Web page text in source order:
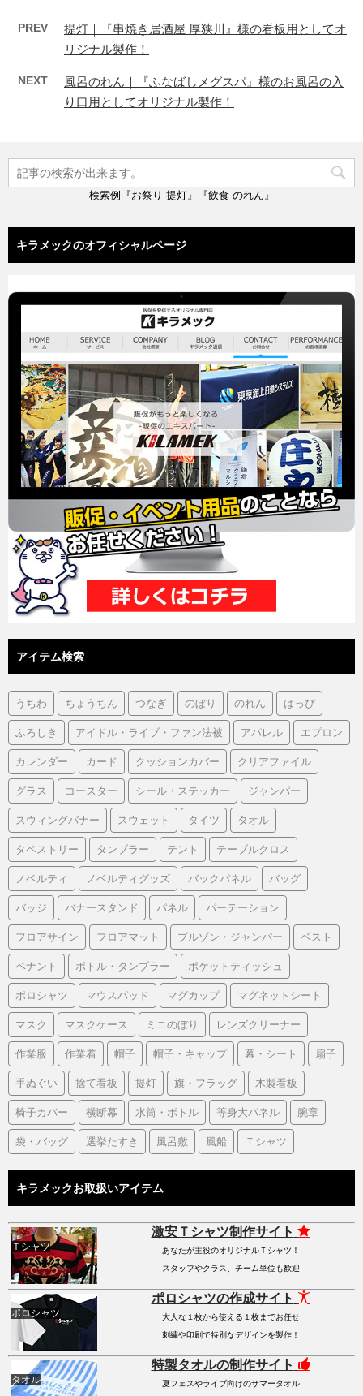
PREV
提灯｜『串焼き居酒屋 厚狭川』様の看板用としてオ
リジナル製作！
NEXT
風呂のれん｜『ふなばしメグスパ』様のお風呂の入
り口用としてオリジナル製作！
検索例『お祭り 提灯』『飲食 のれん』
キラメックのオフィシャルページ
アイテム検索
うちわ ちょうちん つなぎ のぼり のれん はっぴ
ふろしき アイドル・ライブ・ファン法被 アパレル エプロン
カレンダー カード クッションカバー クリアファイル
グラス コースター シール・ステッカー ジャンパー
スウィングバナー スウェット タイツ タオル
タペストリー タンブラー テント テーブルクロス
ノベルティ ノベルティグッズ バックパネル バッグ
バッジ バナースタンド パネル パーテーション
フロアサイン フロアマット ブルゾン・ジャンパー ベスト
ペナント ボトル・タンブラー ポケットティッシュ
ポロシャツ マウスパッド マグカップ マグネットシート
マスク マスクケース ミニのぼり レンズクリーナー
作業服 作業着 帽子 帽子・キャップ 幕・シート 扇子
手ぬぐい 捨て看板 提灯 旗・フラッグ 木製看板
椅子カバー 横断幕 水筒・ボトル 等身大パネル 腕章
袋・バッグ 選挙たすき 風呂敷 風船 Ｔシャツ
キラメックお取扱いアイテム
Ｔシャツ
激安Ｔシャツ制作サイト
あなたが主役のオリジナルＴシャツ！
スタッフやクラス、チーム単位も歓迎
ポロシャツ
ポロシャツの作成サイト
大人な１枚から使える１枚までお任せ
刺繍や印刷で特別なデザインを製作！
タオル
特製タオルの制作サイト
夏フェスやライブ向けのサマータオル